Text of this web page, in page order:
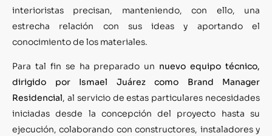
interioristas precisan, manteniendo, con ello, una
estrecha relación con sus ideas y aportando el
conocimiento de los materiales.
Para tal fin se ha preparado un nuevo equipo técnico,
dirigido por Ismael Juárez como Brand Manager
Residencial, al servicio de estas particulares necesidades
iniciadas desde la concepción del proyecto hasta su
ejecución, colaborando con constructores, instaladores y